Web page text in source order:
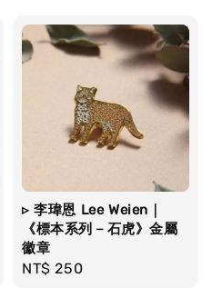
▹ 李瑋恩 Lee Weien｜
《標本系列－石虎》金屬
徽章
Regular
NT$ 250